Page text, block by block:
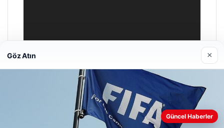
Web sitemizi nasıl kullandığınızı daha iyi anlayabilmek,
Göz Atın ×
Güncel Haberler